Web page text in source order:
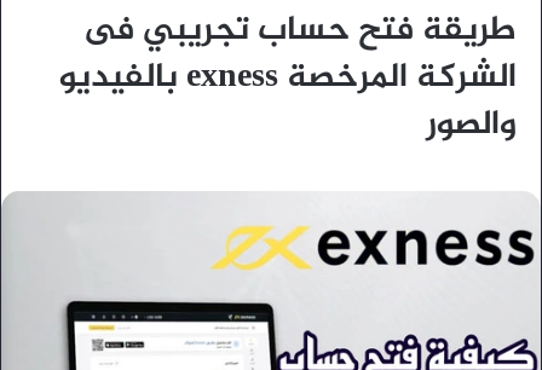
طريقة فتح حساب تجريبي فى
الشركة المرخصة exness بالفيديو
والصور